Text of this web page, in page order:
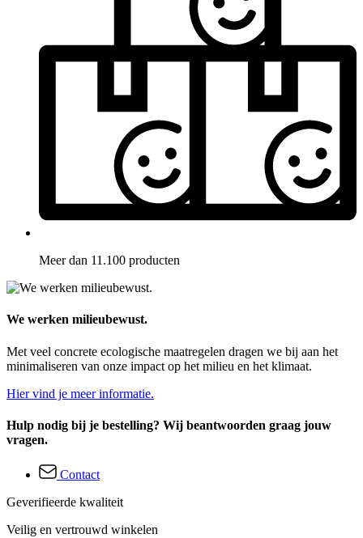
Meer dan 11.100 producten
We werken milieubewust.
Met veel concrete ecologische maatregelen dragen we bij aan het
minimaliseren van onze impact op het milieu en het klimaat.
Hier vind je meer informatie.
Hulp nodig bij je bestelling? Wij beantwoorden graag jouw
vragen.
Contact
Geverifieerde kwaliteit
Veilig en vertrouwd winkelen